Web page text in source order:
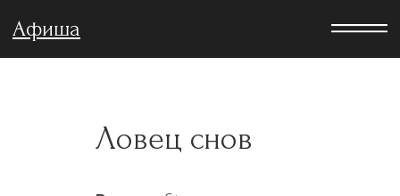
Афиша
Ловец снов